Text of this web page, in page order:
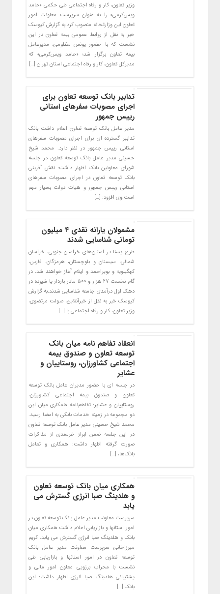
وزیر تعاون، کار و رفاه اجتماعی طی حکمی «حامد
ویس‌کرمی» را به عنوان سرپرست معاونت امور
تعاون این وزارتخانه منصوب کرد.به گزارش کیوسک
خبر به نقل از روابط عمومی بیمه تعاون در این
نشست که با حضور یونس مظلومی، مدیرعامل
بیمه تعاون برگزار شد؛ «حامد ویس‌کرمی» که
مدیرکل تعاون، کار و رفاه اجتماعی استان تهران […]
تدابیر بانک توسعه تعاون برای
اجرای مصوبات سفرهای استانی
رییس جمهور
مدیر عامل بانک توسعه تعاون اعلام داشت بانک
تدابیر گسترده ای برای اجرای مصوبات سفرهای
استانی رییس جمهور در نظر دارد. محمد شیخ
حسینی مدیر عامل بانک توسعه تعاون در جلسه
شورای معاونین بانک اظهار داشت: نقش آفرینی
بانک توسعه تعاون در اجرای مصوبات سفرهای
استانی رییس جمهور و هیات دولت بسیار مهم
است.وی افزود: […]
مشمولان یارانه نقدی ۴ میلیون
تومانی شناسایی شدند
طرح یسنا در استان‌های خراسان جنوبی، خراسان
شمالی، سیستان و بلوچستان، هرمزگان، فارس،
کهگیلویه و بویراحمد و ایلام آغاز خواهند شد. در
گام نخست ۲۷ هزار و ۵۰۰ مادر باردار یا شیرده در
دهک اول درآمدی جامعه ‌شناسایی شدند.به گزارش
کیوسک خبر به نقل از خبرآنلاین، صولت مرتضوی،
وزیر تعاون، کار و رفاه اجتماعی با […]
انعقاد تفاهم نامه میان بانک
توسعه تعاون و صندوق بیمه
اجتماعی کشاورزان، روستاییان و
عشایر
در جلسه ای با حضور مدیران عامل بانک توسعه
تعاون و صندوق بیمه اجتماعی کشاورزان،
روستاییان و عشایر؛ تفاهم‌نامه همکاری میان این
دو مجموعه در زمینه خدمات بانکی به امضا رسید.
محمد شیخ حسینی مدیر عامل بانک توسعه تعاون
در این جلسه ضمن ابراز خرسندی از مذاکرات
صورت گرفته اظهار داشت: همکاری و تعامل
بانک‌ها، […]
همکاری میان بانک توسعه تعاون
و هلدینگ صبا انرژی گسترش می
یابد
سرپرست معاونت مدیر عامل بانک توسعه تعاون در
امور استانها و بازاریابی اعلام داشت همکاری میان
بانک و هلدینگ صبا انرژی گسترش می یابد. کریم
میرزاخانی سرپرست معاونت مدیر عامل بانک
توسعه تعاون در امور استانها و بازاریابی طی
نشست با محراب برزویی معاون امور مالی و
پشتیبانی هلدینگ صبا انرژی اظهار داشت: این
بانک […]